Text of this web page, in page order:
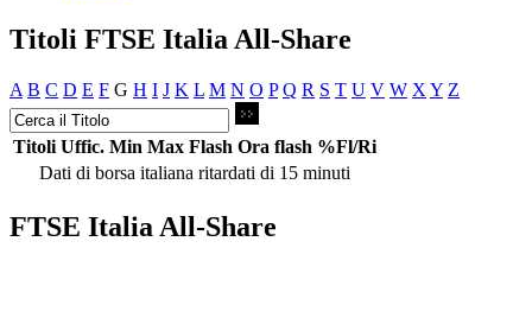
Titoli FTSE Italia All-Share
A B C D E F G H I J K L M N O P Q R S T U V W X Y Z
Titoli Uffic. Min Max Flash Ora flash %Fl/Ri
Dati di borsa italiana ritardati di 15 minuti
FTSE Italia All-Share